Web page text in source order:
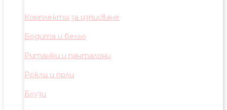
Комплекти за изписване
Бодита и бельо
Ританки и панталони
Рокли и поли
Блузи